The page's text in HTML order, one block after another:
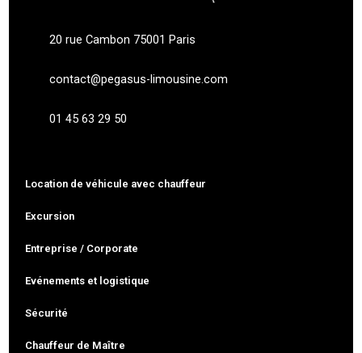
20 rue Cambon 75001 Paris
contact@pegasus-limousine.com
01 45 63 29 50
Location de véhicule avec chauffeur
Excursion
Entreprise / Corporate
Evénements et logistique
Sécurité
Chauffeur de Maître